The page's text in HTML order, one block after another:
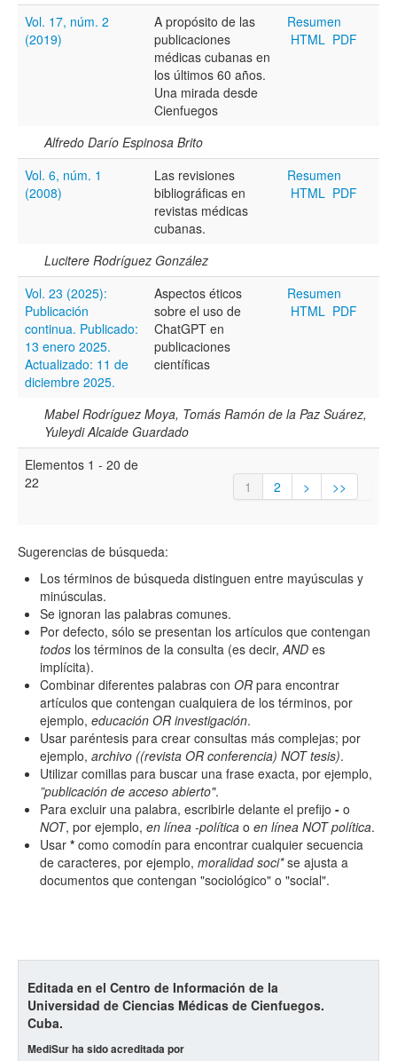
Vol. 17, núm. 2
(2019)
A propósito de las
publicaciones
médicas cubanas en
los últimos 60 años.
Una mirada desde
Cienfuegos
Resumen
HTML PDF
Alfredo Darío Espinosa Brito
Vol. 6, núm. 1
(2008)
Las revisiones
bibliográficas en
revistas médicas
cubanas.
Resumen
HTML PDF
Lucitere Rodríguez González
Vol. 23 (2025):
Publicación
continua. Publicado:
13 enero 2025.
Actualizado: 11 de
diciembre 2025.
Aspectos éticos
sobre el uso de
ChatGPT en
publicaciones
científicas
Resumen
HTML PDF
Mabel Rodríguez Moya, Tomás Ramón de la Paz Suárez,
Yuleydi Alcaide Guardado
Elementos 1 - 20 de
22
1 2 > >>
Sugerencias de búsqueda:
Los términos de búsqueda distinguen entre mayúsculas y
minúsculas.
Se ignoran las palabras comunes.
Por defecto, sólo se presentan los artículos que contengan
todos los términos de la consulta (es decir, AND es
implícita).
Combinar diferentes palabras con OR para encontrar
artículos que contengan cualquiera de los términos, por
ejemplo, educación OR investigación.
Usar paréntesis para crear consultas más complejas; por
ejemplo, archivo ((revista OR conferencia) NOT tesis).
Utilizar comillas para buscar una frase exacta, por ejemplo,
”publicación de acceso abierto".
Para excluir una palabra, escribirle delante el prefijo - o
NOT, por ejemplo, en línea -política o en línea NOT política.
Usar * como comodín para encontrar cualquier secuencia
de caracteres, por ejemplo, moralidad soci*se ajusta a
documentos que contengan "sociológico" o "social".
Editada en el Centro de Información de la
Universidad de Ciencias Médicas de Cienfuegos.
Cuba.
MediSur ha sido acreditada por